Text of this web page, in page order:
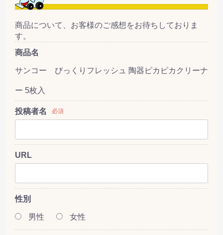
商品について、お客様のご感想をお待ちしておりま
す。
商品名
サンコー びっくりフレッシュ 陶器ピカピカクリーナ
ー 5枚入
投稿者名 必須
URL
性別
男性 女性